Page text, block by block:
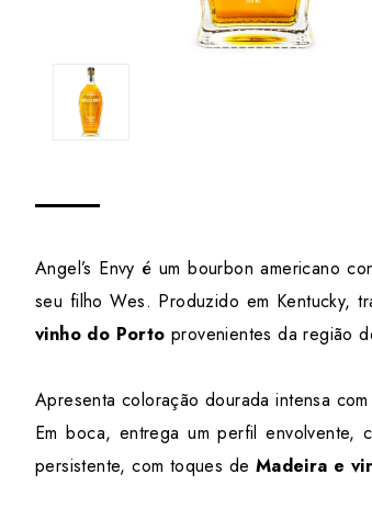
Angel’s Envy é um bourbon americano
seu filho Wes. Produzido em Kentucky,
vinho do Porto provenientes da região
Apresenta coloração dourada intensa
Em boca, entrega um perfil envolvente,
persistente, com toques de Madeira e